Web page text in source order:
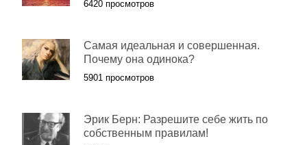
6420 просмотров
Самая идеальная и совершенная.
Почему она одинока?
5901 просмотров
Эрик Берн: Разрешите себе жить по
собственным правилам!